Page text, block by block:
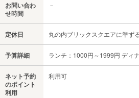
お問い合わ
せ時間
－
定休日 丸の内ブリックスクエアに準ず
予算詳細 ランチ：1000円～1999円 ディ
ネット予約
のポイント
利用
利用可